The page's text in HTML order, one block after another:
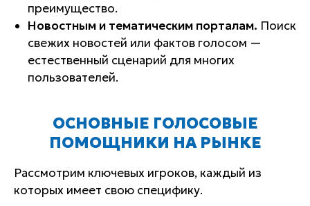
преимущество.
Новостным и тематическим порталам. Поиск
свежих новостей или фактов голосом —
естественный сценарий для многих
пользователей.
ОСНОВНЫЕ ГОЛОСОВЫЕ
ПОМОЩНИКИ НА РЫНКЕ
Рассмотрим ключевых игроков, каждый из
которых имеет свою специфику.